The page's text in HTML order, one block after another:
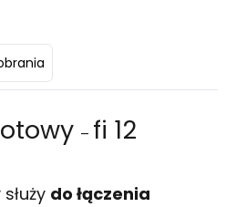
– fi 12
do łączenia